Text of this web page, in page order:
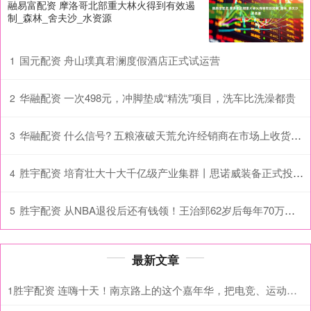
融易富配资 摩洛哥北部重大林火得到有效遏
制_森林_舍夫沙_水资源
1 国元配资 舟山璞真君澜度假酒店正式试运营
2 华融配资 一次498元，冲脚垫成“精洗”项目，洗车比洗澡都贵
3 华融配资 什么信号? 五粮液破天荒允许经销商在市场上收货, 可转码
4 胜宇配资 培育壮大十大千亿级产业集群丨思诺威装备正式投产 十堰智能装备和专用车领域再添“新星”
5 胜宇配资 从NBA退役后还有钱领！王治郅62岁后每年70万，姚明，易建联呢？_退休金_球员_效力
最新文章
1 胜宇配资 连嗨十天！南京路上的这个嘉年华，把电竞、运动、短剧、次元演出全搬来了